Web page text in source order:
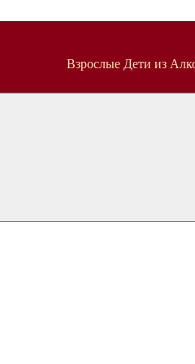
Взрослые Дети из